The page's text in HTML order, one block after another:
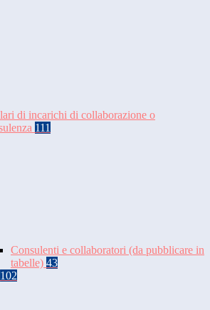
di incarichi di collaborazione o
111
Consulenti e collaboratori (da pubblicare in
tabelle) 43
102